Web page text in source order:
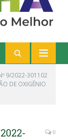
9/2022-301102
DE OXIGÊNIO
0